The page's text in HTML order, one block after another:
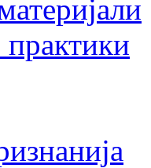
практики